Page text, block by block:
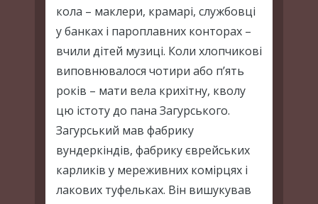
кола – маклери, крамарі, службовці
у банках і пароплавних конторах –
вчили дітей музиці. Коли хлопчикові
виповнювалося чотири або п’ять
років – мати вела крихітну, кволу
цю істоту до пана Загурського.
Загурський мав фабрику
вундеркіндів, фабрику єврейських
карликів у мереживних комірцях і
лакових туфельках. Він вишукував